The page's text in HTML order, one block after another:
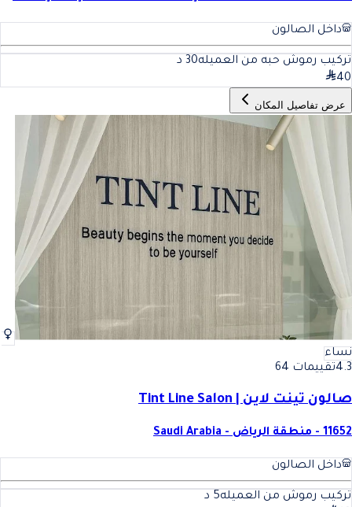
داخل الصالون
تركيب رموش حبه من العميله30 د
40
عرض تفاصيل المكان
نساء
4.3تقييمات 64
صالون تينت لاين | Tint Line Salon
11652 - منطقة الرياض - Saudi Arabia
داخل الصالون
تركيب رموش من العميله5 د